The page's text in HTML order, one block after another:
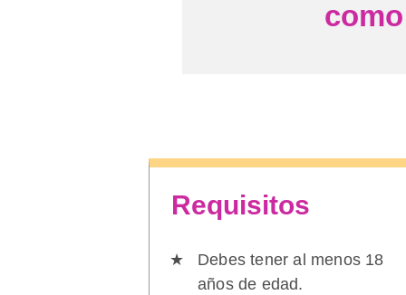
Requisitos
Debes tener al menos 18
años de edad.